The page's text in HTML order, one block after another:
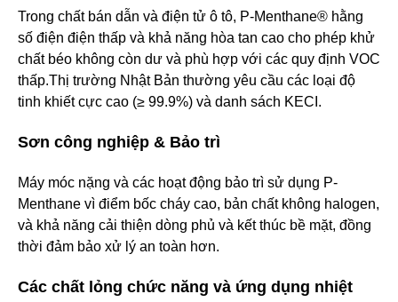
Trong chất bán dẫn và điện tử ô tô, P-Menthane® hằng
số điện điện thấp và khả năng hòa tan cao cho phép khử
chất béo không còn dư và phù hợp với các quy định VOC
thấp.Thị trường Nhật Bản thường yêu cầu các loại độ
tinh khiết cực cao (≥ 99.9%) và danh sách KECI.
Sơn công nghiệp & Bảo trì
Máy móc nặng và các hoạt động bảo trì sử dụng P-
Menthane vì điểm bốc cháy cao, bản chất không halogen,
và khả năng cải thiện dòng phủ và kết thúc bề mặt, đồng
thời đảm bảo xử lý an toàn hơn.
Các chất lỏng chức năng và ứng dụng nhiệt